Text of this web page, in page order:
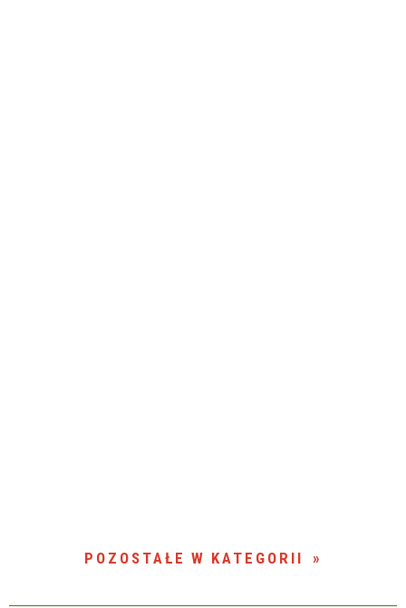
POZOSTAŁE W KATEGORII